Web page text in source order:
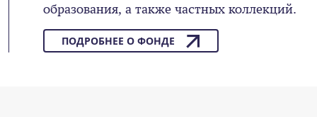
образования, а также частных коллекций.
ПОДРОБНЕЕ О ФОНДЕ